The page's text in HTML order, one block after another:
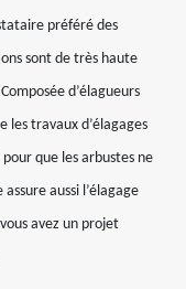
préféré des
sont de très haute
d’élagueurs
les travaux d’élagages
que les arbustes ne
aussi l’élagage
avez un projet